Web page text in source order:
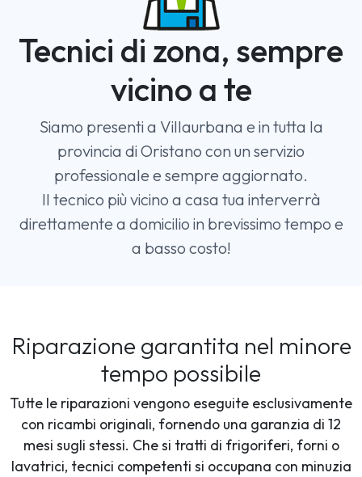
Tecnici di zona, sempre
vicino a te
Siamo presenti a Villaurbana e in tutta la
provincia di Oristano con un servizio
professionale e sempre aggiornato.
Il tecnico più vicino a casa tua interverrà
direttamente a domicilio in brevissimo tempo e
a basso costo!
Riparazione garantita nel minore
tempo possibile
Tutte le riparazioni vengono eseguite esclusivamente
con ricambi originali, fornendo una garanzia di 12
mesi sugli stessi. Che si tratti di frigoriferi, forni o
lavatrici, tecnici competenti si occupana con minuzia